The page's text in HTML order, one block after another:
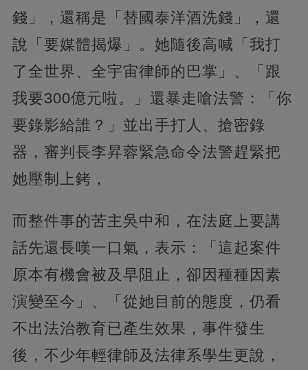
錢」，還稱是「替國泰洋酒洗錢」，還
說「要媒體揭爆」。她隨後高喊「我打
了全世界、全宇宙律師的巴掌」、「跟
我要300億元啦。」還暴走嗆法警：「你
要錄影給誰？」並出手打人、搶密錄
器，審判長李昇蓉緊急命令法警趕緊把
她壓制上銬，
而整件事的苦主吳中和，在法庭上要講
話先還長嘆一口氣，表示：「這起案件
原本有機會被及早阻止，卻因種種因素
演變至今」、「從她目前的態度，仍看
不出法治教育已產生效果，事件發生
後，不少年輕律師及法律系學生更說，